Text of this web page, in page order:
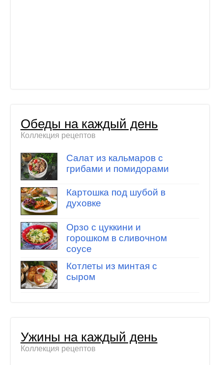
Обеды на каждый день
Коллекция рецептов
Салат из кальмаров с
грибами и помидорами
Картошка под шубой в
духовке
Орзо с цуккини и
горошком в сливочном
соусе
Котлеты из минтая с
сыром
Ужины на каждый день
Коллекция рецептов